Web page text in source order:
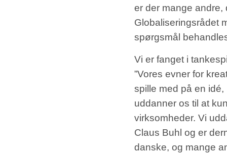
er der mange andre,
Globaliseringsrådet
spørgsmål
Vi er fanget i
”Vores evner for
spille med på en
uddanner os til at
virksomheder. Vi
Claus Buhl og er
danske, og mange